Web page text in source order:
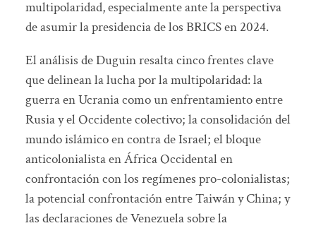
multipolaridad, especialmente ante la perspectiva
de asumir la presidencia de los BRICS en 2024.
El análisis de Duguin resalta cinco frentes clave
que delinean la lucha por la multipolaridad: la
guerra en Ucrania como un enfrentamiento entre
Rusia y el Occidente colectivo; la consolidación del
mundo islámico en contra de Israel; el bloque
anticolonialista en África Occidental en
confrontación con los regímenes pro-colonialistas;
la potencial confrontación entre Taiwán y China; y
las declaraciones de Venezuela sobre la